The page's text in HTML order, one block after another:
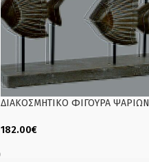
ΔΙΑΚΟΣΜΗΤΙΚΟ ΦΙΓΟΥΡΑ ΨΑΡΙΩΝ
182.00€